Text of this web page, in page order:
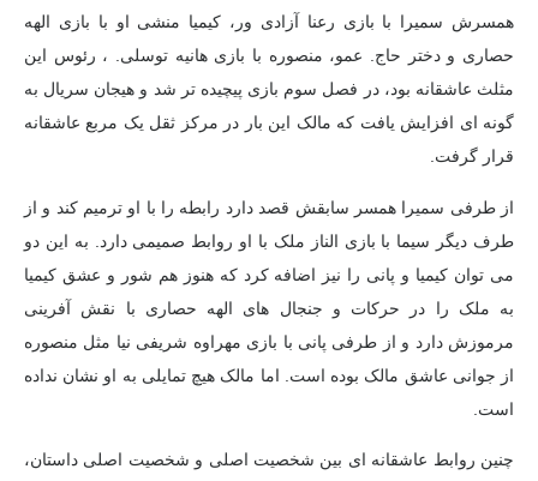
همسرش سمیرا با بازی رعنا آزادی ور، کیمیا منشی او با بازی الهه
حصاری و دختر حاج. عمو، منصوره با بازی هانیه توسلی. ، رئوس این
مثلث عاشقانه بود، در فصل سوم بازی پیچیده تر شد و هیجان سریال به
گونه ای افزایش یافت که مالک این بار در مرکز ثقل یک مربع عاشقانه
قرار گرفت.
از طرفی سمیرا همسر سابقش قصد دارد رابطه را با او ترمیم کند و از
طرف دیگر سیما با بازی الناز ملک با او روابط صمیمی دارد. به این دو
می توان کیمیا و پانی را نیز اضافه کرد که هنوز هم شور و عشق کیمیا
به ملک را در حرکات و جنجال های الهه حصاری با نقش آفرینی
مرموزش دارد و از طرفی پانی با بازی مهراوه شریفی نیا مثل منصوره
از جوانی عاشق مالک بوده است. اما مالک هیچ تمایلی به او نشان نداده
است.
چنین روابط عاشقانه ای بین شخصیت اصلی و شخصیت اصلی داستان،